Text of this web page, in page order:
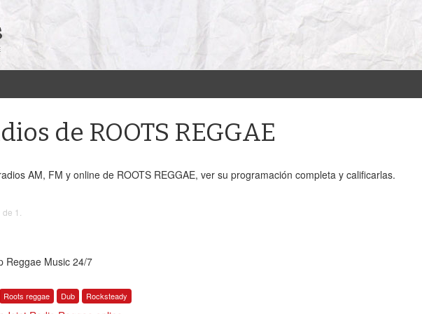
de ROOTS REGGAE
AM, FM y online de ROOTS REGGAE, ver su programación completa y calificarlas.
1.
Reggae Music 24/7
Roots reggae Dub Rocksteady